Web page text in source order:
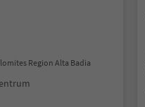
Region Alta Badia